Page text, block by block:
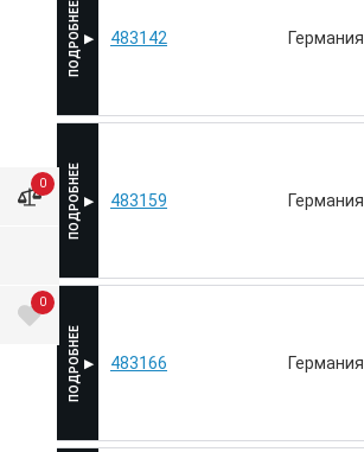
0
0
483142 Германия
483159 Германия
483166 Германия